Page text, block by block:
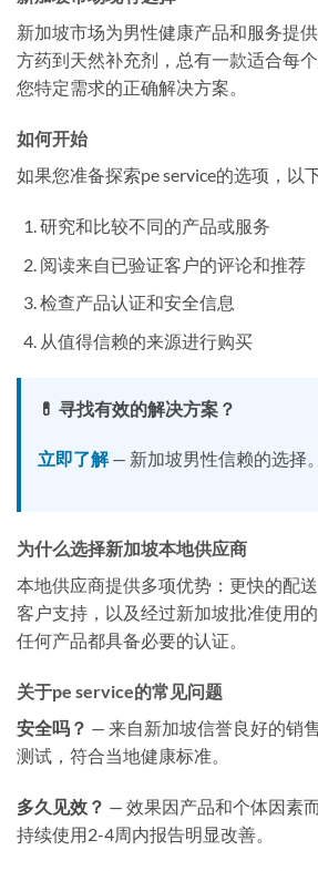
新加坡市场为男性健康产品和服务提
方药到天然补充剂，总有一款适合每
您特定需求的正确解决方案。
如何开始
如果您准备探索pe service的选项，以
研究和比较不同的产品或服务
阅读来自已验证客户的评论和推荐
检查产品认证和安全信息
从值得信赖的来源进行购买
💊 寻找有效的解决方案？
立即了解— 新加坡男性信赖的选择。
为什么选择新加坡本地供应商
本地供应商提供多项优势：更快的配
客户支持，以及经过新加坡批准使用
任何产品都具备必要的认证。
关于pe service的常见问题
安全吗？ — 来自新加坡信誉良好的销
测试，符合当地健康标准。
多久见效？ — 效果因产品和个体因素
持续使用2-4周内报告明显改善。